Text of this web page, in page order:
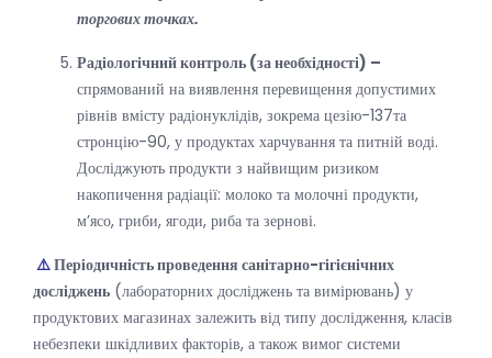
торгових точках.
Радіологічний контроль (за необхідності) –
спрямований на виявлення перевищення допустимих
рівнів вмісту радіонуклідів, зокрема цезію-137та
стронцію-90, у продуктах харчування та питній воді.
Досліджують продукти з найвищим ризиком
накопичення радіації: молоко та молочні продукти,
м’ясо, гриби, ягоди, риба та зернові.
⚠️Періодичність проведення санітарно-гігієнічних
досліджень (лабораторних досліджень та вимірювань) у
продуктових магазинах залежить від типу дослідження, класів
небезпеки шкідливих факторів, а також вимог системи